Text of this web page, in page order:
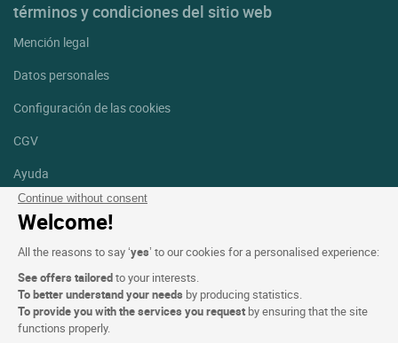
Continue without consent
Welcome!
All the reasons to say ‘yes’ to our cookies for a personalised experience:
See offers tailoredto your interests.
To better understand your needs by producing statistics.
To provide you with the services you request by ensuring that the site
functions properly.
términos y condiciones del sitio web
Mención legal
Datos personales
Configuración de las cookies
CGV
Ayuda
Mapa del sitio
fotografías
Síguenos
Facebook
Instagram